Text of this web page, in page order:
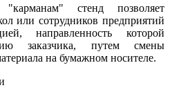
стенд позволяет
или сотрудников предприятий
направленность которой
заказчика, путем смены
на бумажном носителе.